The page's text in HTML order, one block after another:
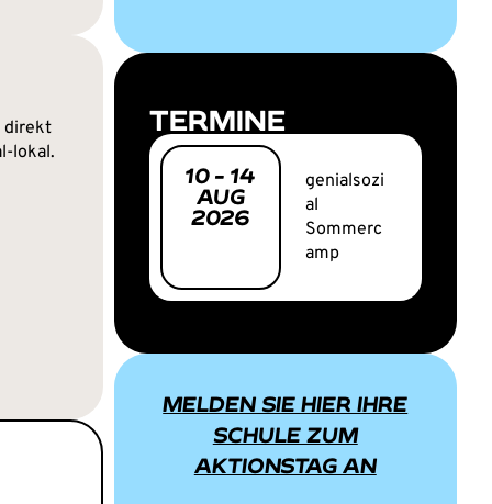
direkt
lokal.
TERMINE
10 - 14
AUG
2026
genialsozi
al
Sommerc
amp
MELDEN SIE HIER IHRE
SCHULE ZUM
AKTIONSTAG AN